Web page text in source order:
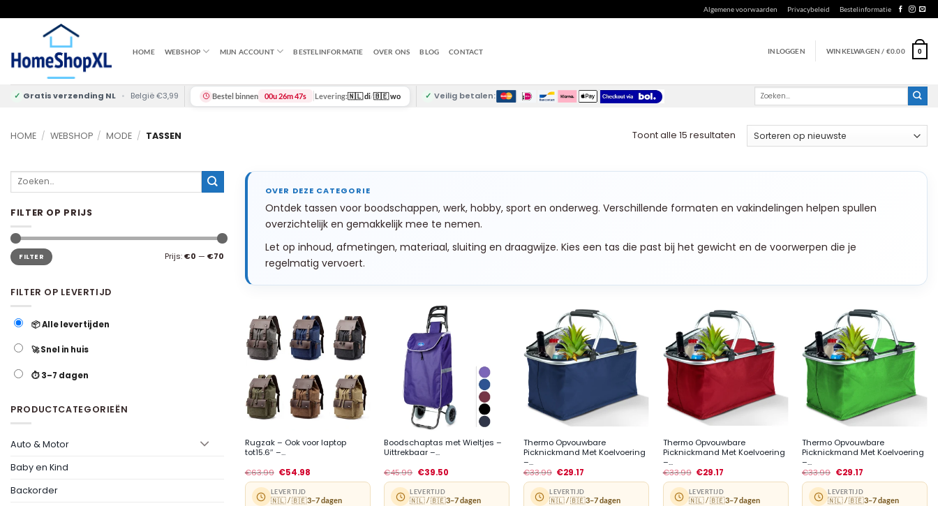
to
Algemene voorwaarden Privacybeleid Bestelinformatie
HOME WEBSHOP MIJN ACCOUNT BESTELINFORMATIE OVER ONS BLOG CONTACT INLOGGEN WINKELWAGEN / €0.00 0
✓ Gratis verzending NL • België €3,99 Bestel binnen 00u 26m 46s Levering:🇳🇱 di/🇧🇪 wo ✓ Veilig betalen:
Zoeken
HOME / WEBSHOP / MODE / TASSEN Toont alle 15 resultaten Gesorteerd
op
Zoeken
FILTER OP PRIJS
Min.
prijs
Max.
prijsFILTER Prijs:€0 — €70
FILTER OP LEVERTIJD
📦 Alle levertijden
🚀 Snel in huis
⏱️ 3–7 dagen
PRODUCTCATEGORIEËN
Auto & Motor
Baby en Kind
Backorder
Ontdek tassen voor boodschappen, werk, hobby, sport en onderweg. Verschillende formaten en vakindelingen helpen spullen
overzichtelijk en gemakkelijk mee te nemen.
Let op inhoud, afmetingen, materiaal, sluiting en draagwijze. Kies een tas die past bij het gewicht en de voorwerpen die je
regelmatig vervoert.
+
Rugzak – Ook voor laptop
tot15.6″ –...
€63.99 €54.98
LEVERTIJD
🇳🇱 / 🇧🇪3–7 dagen
Boodschaptas met Wieltjes –
Uittrekbaar –...
€45.99 €39.50
LEVERTIJD
🇳🇱 / 🇧🇪3–7 dagen
Thermo Opvouwbare
Picknickmand Met Koelvoering
–...
€33.99 €29.17
LEVERTIJD
🇳🇱 / 🇧🇪3–7 dagen
Thermo Opvouwbare
Picknickmand Met Koelvoering
–...
€33.99 €29.17
LEVERTIJD
🇳🇱 / 🇧🇪3–7 dagen
Thermo Opvouwbare
Picknickmand Met Koelvoering
–...
€33.99 €29.17
LEVERTIJD
🇳🇱 / 🇧🇪3–7 dagen